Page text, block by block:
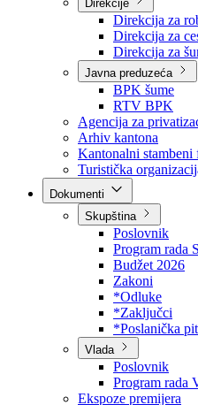
Kantonalna
Kantonalna
Direkcije
Direkcija za
Direkcija za
Direkcija za
Javna preduzeća
BPK šume
RTV BPK
Agencija za
Arhiv kantona
Kantonalni stambeni
Turistička organizacija
Skupština
Poslovnik
Program rada
Budžet 2026
Zakoni
*Odluke
*Zaključci
*Poslanička
Vlada